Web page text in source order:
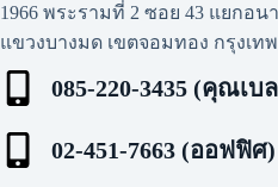
1966 พระรามที่ 2 ซอย 43 แยกอน
แขวงบางมด เขตจอมทอง กรุงเทพ
085-220-3435 (คุณเบ
02-451-7663 (ออฟฟิศ)